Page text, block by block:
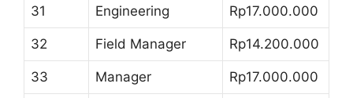
31 Engineering Rp17.000.000
32 Field Manager Rp14.200.000
33 Manager Rp17.000.000